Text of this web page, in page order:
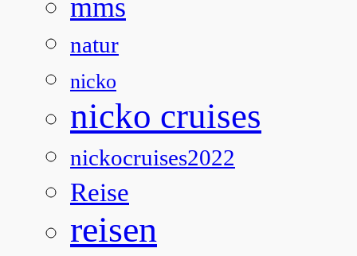
mms
natur
nicko
nicko cruises
nickocruises2022
Reise
reisen